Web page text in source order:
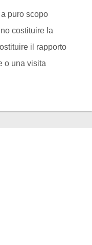
puro scopo
costituire la
il rapporto
o una visita